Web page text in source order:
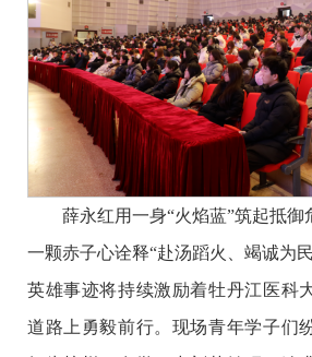
薛永红用一身“火焰蓝”筑起抵御
一颗赤子心诠释“赴汤蹈火、竭诚为
英雄事迹将持续激励着牡丹江医科
道路上勇毅前行。现场青年学子们